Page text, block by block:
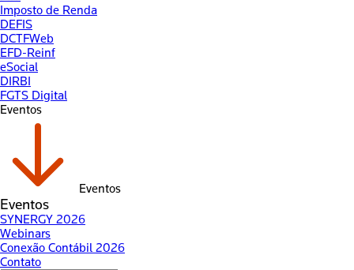
Imposto de Renda
DEFIS
DCTFWeb
EFD-Reinf
eSocial
DIRBI
FGTS Digital
Eventos
Eventos
Eventos
SYNERGY 2026
Webinars
Conexão Contábil 2026
Contato